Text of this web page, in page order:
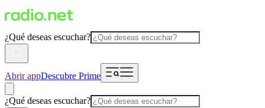
¿Qué deseas escuchar?
Abrir appDescubre Prime
¿Qué deseas escuchar?